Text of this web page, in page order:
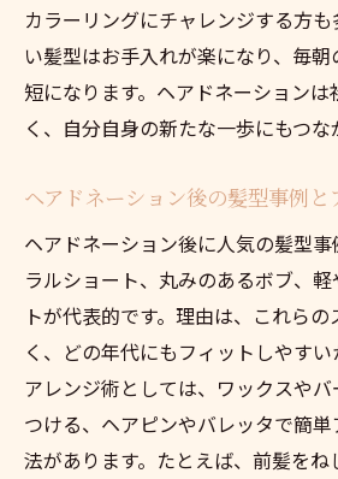
カラーリングにチャレンジする方
い髪型はお手入れが楽になり、毎
短になります。ヘアドネーション
く、自分自身の新たな一歩にもつな
ヘアドネーション後の髪型事例と
ヘアドネーション後に人気の髪型
ラルショート、丸みのあるボブ、
トが代表的です。理由は、これら
く、どの年代にもフィットしやす
アレンジ術としては、ワックスや
つける、ヘアピンやバレッタで簡
法があります。たとえば、前髪をね